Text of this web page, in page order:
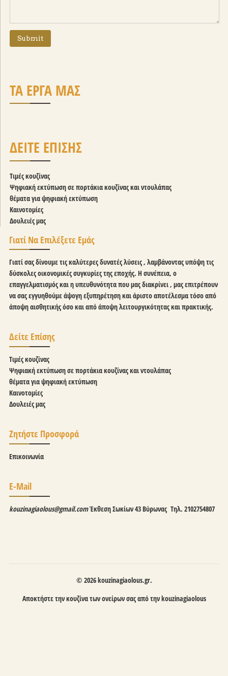
ΤΑ ΕΡΓΑ ΜΑΣ
ΔΕΙΤΕ ΕΠΙΣΗΣ
Τιμές κουζίνας
Ψηφιακή εκτύπωση σε πορτάκια κουζίνας και ντουλάπας
θέματα για ψηφιακή εκτύπωση
Καινοτομίες
Δουλειές μας
Γιατί Να Επιλέξετε Εμάς
Γιατί σας δίνουμε τις καλύτερες δυνατές λύσεις , λαμβάνοντας υπόψη τις
δύσκολες οικονομικές συγκυρίες της εποχής. Η συνέπεια, ο
επαγγελματισμός και η υπευθυνότητα που μας διακρίνει , μας επιτρέπουν
να σας εγγυηθούμε άψογη εξυπηρέτηση και άριστο αποτέλεσμα τόσο από
άποψη αισθητικής όσο και από άποψη λειτουργικότητας και πρακτικής.
Δείτε Επίσης
Τιμές κουζίνας
Ψηφιακή εκτύπωση σε πορτάκια κουζίνας και ντουλάπας
θέματα για ψηφιακή εκτύπωση
Καινοτομίες
Δουλειές μας
Ζητήστε Προσφορά
Επικοινωνία
E-Mail
kouzinagiaolous@gmail.comΈκθεσηΣωκίων 43 Βύρωνας Τηλ. 2102754807
© 2026 kouzinagiaolous.gr.
Αποκτήστε την κουζίνα των ονείρων σας από τηνkouzinagiaolous